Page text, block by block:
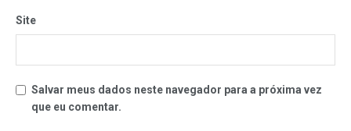
Site
Salvar meus dados neste navegador para a próxima vez
que eu comentar.